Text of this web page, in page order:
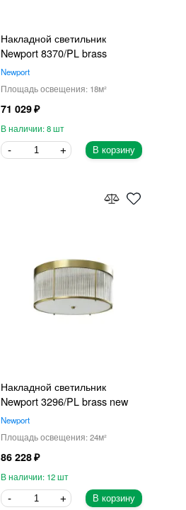
Накладной светильник
Newport 8370/PL brass
Newport
18
71 029
8
В корзину
Накладной светильник
Newport 3296/PL brass new
Newport
24
86 228
12
В корзину